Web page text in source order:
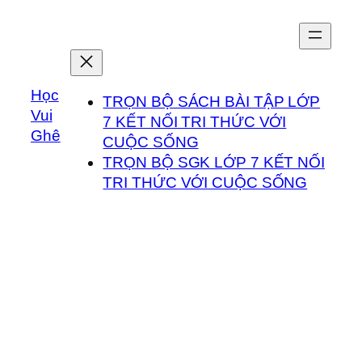
dungHọc
Vui
Ghê
TRỌN BỘ SÁCH BÀI TẬP LỚP
7 KẾT NỐI TRI THỨC VỚI
CUỘC SỐNG
TRỌN BỘ SGK LỚP 7 KẾT NỐI
TRI THỨC VỚI CUỘC SỐNG